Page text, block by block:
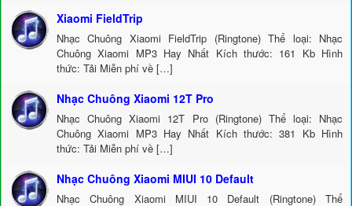
Xiaomi FieldTrip
Nhạc Chuông Xiaomi FieldTrip (Ringtone) Thể loại: Nhạc
Chuông Xiaomi MP3 Hay Nhất Kích thước: 161 Kb Hình
thức: Tải Miễn phí về […]
Nhạc Chuông Xiaomi 12T Pro
Nhạc Chuông Xiaomi 12T Pro (Ringtone) Thể loại: Nhạc
Chuông Xiaomi MP3 Hay Nhất Kích thước: 381 Kb Hình
thức: Tải Miễn phí về […]
Nhạc Chuông Xiaomi MIUI 10 Default
Nhạc Chuông Xiaomi MIUI 10 Default (Ringtone) Thể